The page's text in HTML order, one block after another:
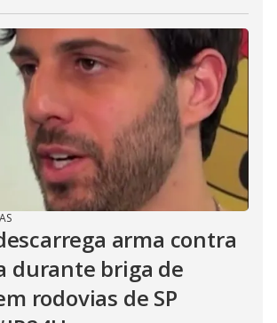
arma contra
durante briga de
rodovias de SP